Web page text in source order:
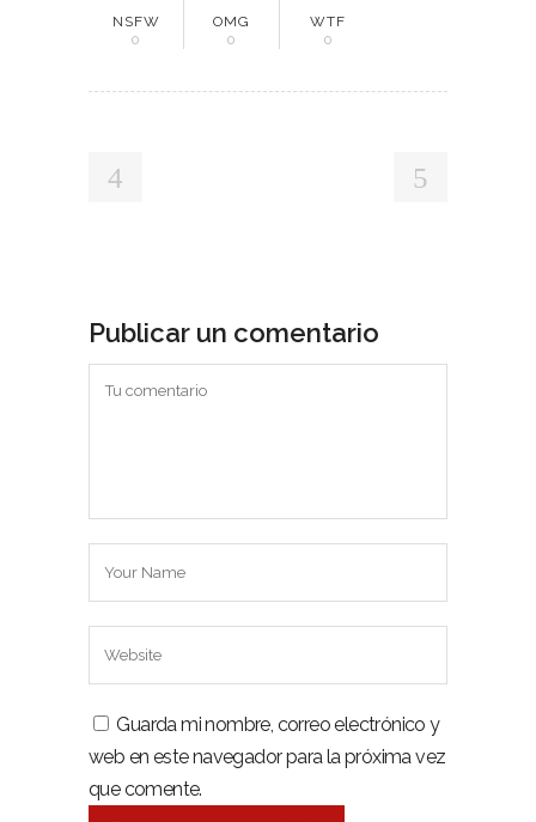
NSFW
0
OMG
0
WTF
0
Publicar un comentario
Guarda mi nombre, correo electrónico y
web en este navegador para la próxima vez
que comente.